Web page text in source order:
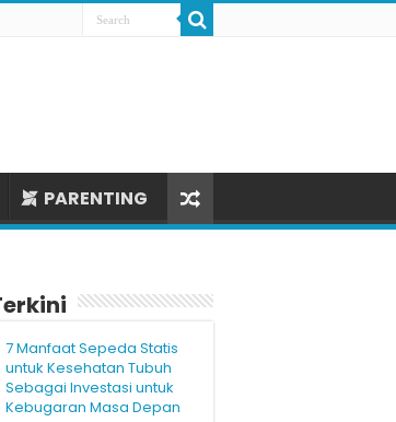
PARENTING
7 Manfaat Sepeda Statis
untuk Kesehatan Tubuh
Sebagai Investasi untuk
Kebugaran Masa Depan